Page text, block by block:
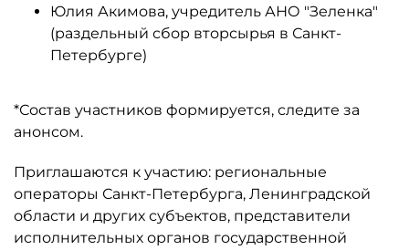
Юлия Акимова, учредитель АНО "Зеленка"
(раздельный сбор вторсырья в Санкт-
Петербурге)
*Состав участников формируется, следите за
анонсом.
Приглашаются к участию: региональные
операторы Санкт-Петербурга, Ленинградской
области и других субъектов, представители
исполнительных органов государственной